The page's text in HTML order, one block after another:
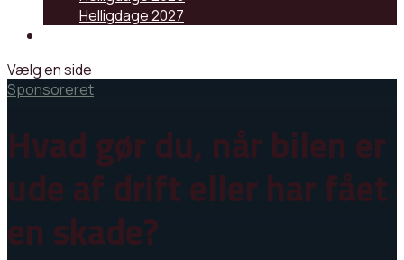
Helligdage 2027
Vælg en side
Sponsoreret
Hvad gør du, når bilen er
ude af drift eller har fået
en skade?